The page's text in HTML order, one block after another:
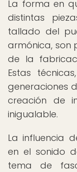
La forma en
distintas
tallado del
armónica, son
de la
Estas
generaciones
creación de
inigualable.
La influencia
en el sonido
tema de